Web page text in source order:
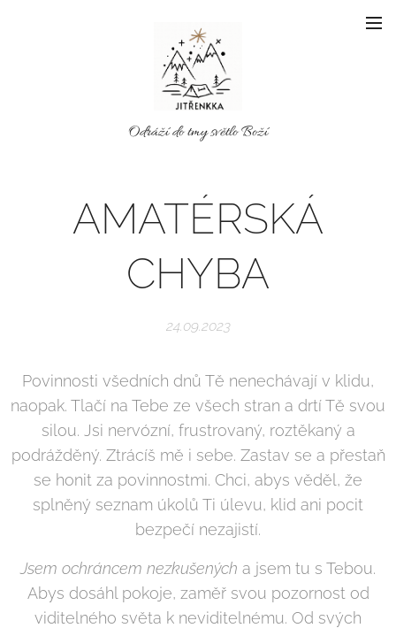
Odráží do tmy světlo Boží
AMATÉRSKÁ
CHYBA
24.09.2023
Povinnosti všedních dnů Tě nenechávají v klidu,
naopak. Tlačí na Tebe ze všech stran a drtí Tě svou
silou. Jsi nervózní, frustrovaný, roztěkaný a
podrážděný. Ztrácíš mě i sebe. Zastav se a přestaň
se honit za povinnostmi. Chci, abys věděl, že
splněný seznam úkolů Ti úlevu, klid ani pocit
bezpečí nezajistí.
Jsem ochráncem nezkušených a jsem tu s Tebou.
Abys dosáhl pokoje, zaměř svou pozornost od
viditelného světa k neviditelnému. Od svých